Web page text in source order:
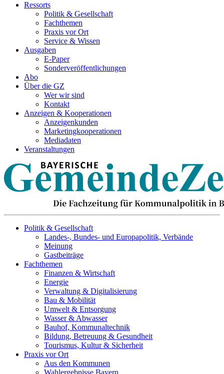
Ressorts
Politik & Gesellschaft
Fachthemen
Praxis vor Ort
Service & Wissen
Ausgaben
E-Paper
Sonderveröffentlichungen
Abo
Über die GZ
Wer wir sind
Kontakt
Anzeigen & Kooperationen
Anzeigenkunden
Marketingkooperationen
Mediadaten
Veranstaltungen
Politik & Gesellschaft
Landes-, Bundes- und Europapolitik, Verbände
Meinung
Gastbeiträge
Fachthemen
Finanzen & Wirtschaft
Energie
Verwaltung & Digitalisierung
Bau & Mobilität
Umwelt & Entsorgung
Wasser & Abwasser
Bauhof, Kommunaltechnik
Bildung, Betreuung & Gesundheit
Tourismus, Kultur & Sicherheit
Praxis vor Ort
Aus den Kommunen